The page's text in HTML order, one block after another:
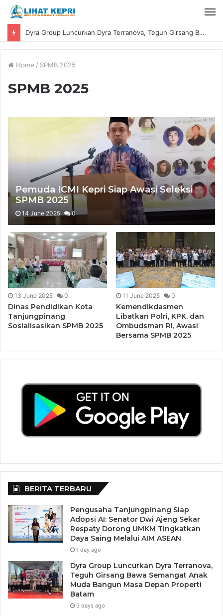
Dyra Group Luncurkan Dyra Terranova, Teguh Girsang Bawa Semangat Anak Muda Bangun Masa Depan Properti Batam
Home / SPMB 2025
SPMB 2025
Pemuda ICMI Kepri Siap Awasi Seleksi
SPMB 2025
14 June 2025 0
13 June 2025 0
Dinas Pendidikan Kota
Tanjungpinang
Sosialisasikan SPMB 2025
11 June 2025 0
Kemendikdasmen
Libatkan Polri, KPK, dan
Ombudsman RI, Awasi
Bersama SPMB 2025
BERITA TERBARU
Pengusaha Tanjungpinang Siap
Adopsi AI: Senator Dwi Ajeng Sekar
Respaty Dorong UMKM Tingkatkan
Daya Saing Melalui AIM ASEAN
1 day ago
Dyra Group Luncurkan Dyra Terranova,
Teguh Girsang Bawa Semangat Anak
Muda Bangun Masa Depan Properti
Batam
3 days ago